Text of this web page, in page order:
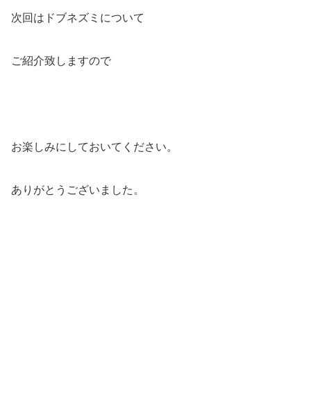
次回はドブネズミについて
ご紹介致しますので
お楽しみにしておいてください。
ありがとうございました。